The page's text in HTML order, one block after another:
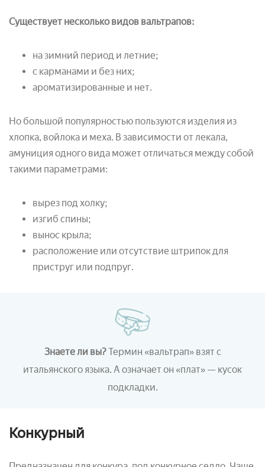
Существует несколько видов вальтрапов:
на зимний период и летние;
с карманами и без них;
ароматизированные и нет.
Но большой популярностью пользуются изделия из
хлопка, войлока и меха. В зависимости от лекала,
амуниция одного вида может отличаться между собой
такими параметрами:
вырез под холку;
изгиб спины;
вынос крыла;
расположение или отсутствие штрипок для
приструг или подпруг.
Знаете ли вы?Термин «вальтрап» взят с
итальянского языка. А означает он «плат» — кусок
подкладки.
Конкурный